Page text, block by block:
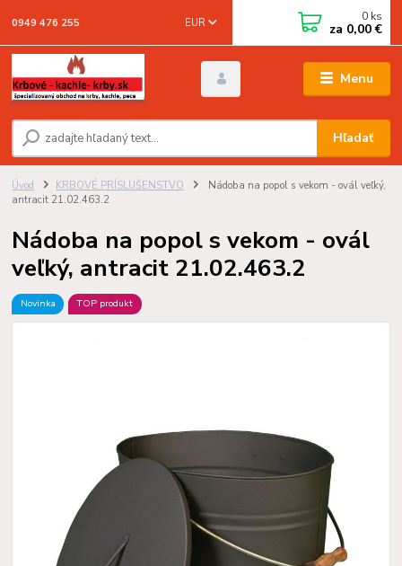
Menu
EUR
Hľadať
0949 476 255 0 ks
za 0,00 €
Úvod KRBOVÉ PRÍSLUŠENSTVO
Nádoba na popol s vekom - ovál veľký,
antracit 21.02.463.2
Nádoba na popol s vekom - ovál
veľký, antracit 21.02.463.2
Novinka TOP produkt